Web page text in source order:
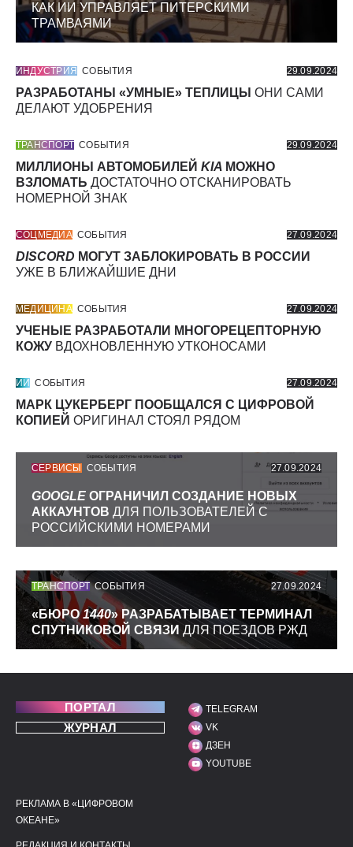
КАК ИИ УПРАВЛЯЕТ ПИТЕРСКИМИ
ТРАМВАЯМИ
ИНДУСТРИЯ СОБЫТИЯ 29.09.2024
РАЗРАБОТАНЫ «УМНЫЕ» ТЕПЛИЦЫ ОНИ САМИ
ДЕЛАЮТ УДОБРЕНИЯ
ТРАНСПОРТ СОБЫТИЯ 29.09.2024
МИЛЛИОНЫ АВТОМОБИЛЕЙ KIA МОЖНО
ВЗЛОМАТЬ ДОСТАТОЧНО ОТСКАНИРОВАТЬ
НОМЕРНОЙ ЗНАК
СОЦМЕДИА СОБЫТИЯ 27.09.2024
DISCORD МОГУТ ЗАБЛОКИРОВАТЬ В РОССИИ
УЖЕ В БЛИЖАЙШИЕ ДНИ
МЕДИЦИНА СОБЫТИЯ 27.09.2024
УЧЕНЫЕ РАЗРАБОТАЛИ МНОГОРЕЦЕПТОРНУЮ
КОЖУ ВДОХНОВЛЕННУЮ УТКОНОСАМИ
ИИ СОБЫТИЯ 27.09.2024
МАРК ЦУКЕРБЕРГ ПООБЩАЛСЯ С ЦИФРОВОЙ
КОПИЕЙ ОРИГИНАЛ СТОЯЛ РЯДОМ
СЕРВИСЫ СОБЫТИЯ 27.09.2024
GOOGLE ОГРАНИЧИЛ СОЗДАНИЕ НОВЫХ
АККАУНТОВ ДЛЯ ПОЛЬЗОВАТЕЛЕЙ С
РОССИЙСКИМИ НОМЕРАМИ
ТРАНСПОРТ СОБЫТИЯ 27.09.2024
«БЮРО1440» РАЗРАБАТЫВАЕТ ТЕРМИНАЛ
СПУТНИКОВОЙ СВЯЗИ ДЛЯ ПОЕЗДОВ РЖД
ПОРТАЛ
ЖУРНАЛ
МЫ В СОЦИАЛЬНЫХ
TELEGRAM
VK
ДЗЕН
YOUTUBE
ПОЛЕЗНЫЕ ССЫЛКИ
РЕКЛАМА В «ЦИФРОВОМ
ОКЕАНЕ»